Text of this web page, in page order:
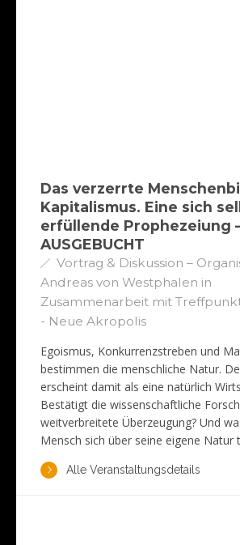
Das verzerrte
Kapitalismus. Eine sich
erfüllende Prophezeiung
AUSGEBUCHT
Vortrag & Diskussion –
Andreas von Westphalen in
Zusammenarbeit mit
- Neue Akropolis
Egoismus, Konkurrenzstreben und
bestimmen die menschliche Natur.
erscheint damit als eine natürlich
Bestätigt die wissenschaftliche
weitverbreitete Überzeugung? Und
Mensch sich über seine eigene Natur
Alle Veranstaltungsdetails